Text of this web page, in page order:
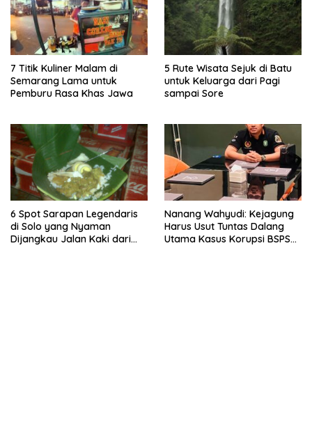
7 Titik Kuliner Malam di
Semarang Lama untuk
Pemburu Rasa Khas Jawa
5 Rute Wisata Sejuk di Batu
untuk Keluarga dari Pagi
sampai Sore
6 Spot Sarapan Legendaris
di Solo yang Nyaman
Dijangkau Jalan Kaki dari
Nanang Wahyudi: Kejagung
Harus Usut Tuntas Dalang
Utama Kasus Korupsi BSPS